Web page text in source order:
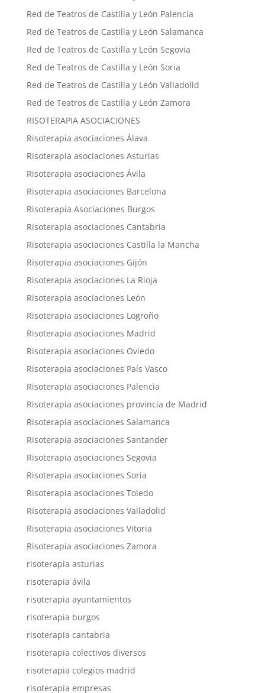
Red de Teatros de Castilla y León Palencia
Red de Teatros de Castilla y León Salamanca
Red de Teatros de Castilla y León Segovia
Red de Teatros de Castilla y León Soria
Red de Teatros de Castilla y León Valladolid
Red de Teatros de Castilla y León Zamora
RISOTERAPIA ASOCIACIONES
Risoterapia asociaciones Álava
Risoterapia asociaciones Asturias
Risoterapia asociaciones Ávila
Risoterapia asociaciones Barcelona
Risoterapia Asociaciones Burgos
Risoterapia asociaciones Cantabria
Risoterapia asociaciones Castilla la Mancha
Risoterapia asociaciones Gijón
Risoterapia asociaciones La Rioja
Risoterapia asociaciones León
Risoterapia asociaciones Logroño
Risoterapia asociaciones Madrid
Risoterapia asociaciones Oviedo
Risoterapia asociaciones País Vasco
Risoterapia asociaciones Palencia
Risoterapia asociaciones provincia de Madrid
Risoterapia asociaciones Salamanca
Risoterapia asociaciones Santander
Risoterapia asociaciones Segovia
Risoterapia asociaciones Soria
Risoterapia asociaciones Toledo
Risoterapia asociaciones Valladolid
Risoterapia asociaciones Vitoria
Risoterapia asociaciones Zamora
risoterapia asturias
risoterapia ávila
risoterapia ayuntamientos
risoterapia burgos
risoterapia cantabria
risoterapia colectivos diversos
risoterapia colegios madrid
risoterapia empresas